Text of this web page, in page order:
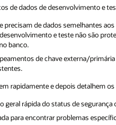
de dados de desenvolvimento e
precisam de dados semelhantes
e teste não são
banco.
de chave externa/
rapidamente e depois detalhem
geral rápida do status de
para encontrar problemas